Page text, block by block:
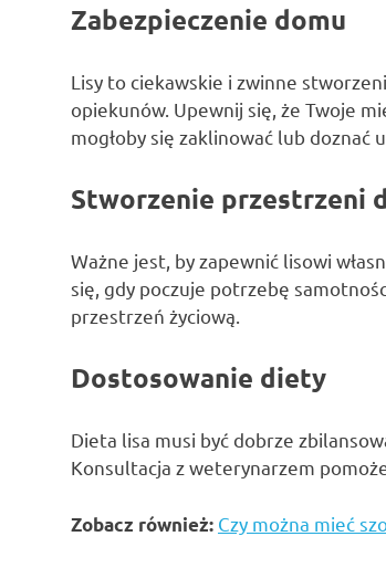
Zabezpieczenie domu
Lisy to ciekawskie i zwinne
opiekunów. Upewnij się, że Twoje
mogłoby się zaklinować lub doznać
Stworzenie przestrzeni
Ważne jest, by zapewnić lisowi
się, gdy poczuje potrzebę
przestrzeń życiową.
Dostosowanie diety
Dieta lisa musi być dobrze
Konsultacja z weterynarzem
Zobacz również: Czy można mieć